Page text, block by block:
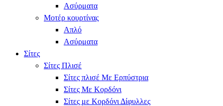
Ασύρματα
Μοτέρ κουρτίνας
Απλό
Ασύρματα
Σίτες
Σίτες Πλισέ
Σίτες πλισέ Με Ερπύστρια
Σίτες Με Κορδόνι
Σίτες με Κορδόνι Δίφυλλες